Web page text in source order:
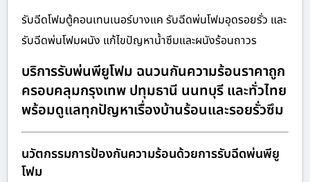
รับฉีดโฟมตู้คอนเทนเนอร์บางแค รับฉีดพ่นโฟมอุดรอยรั่ว และ
รับฉีดพ่นโฟมผนัง แก้ไขปัญหาน้ำซึมและผนังร้อนถาวร
บริการรับพ่นพียูโฟม ฉนวนกันความร้อนราคาถูก
ครอบคลุมกรุงเทพ ปทุมธานี นนทบุรี และทั่วไทย
พร้อมดูแลทุกปัญหาเรื่องบ้านร้อนและรอยรั่วซึม
นวัตกรรมการป้องกันความร้อนด้วยการรับฉีดพ่นพียู
โฟม